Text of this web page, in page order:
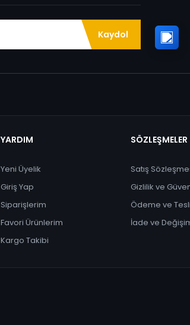
Kaydol
YARDIM
Yeni Üyelik
Giriş Yap
Siparişlerim
Favori Ürünlerim
Kargo Takibi
SÖZLEŞMELER
Satış
Gizlilik ve
Ödeme ve
İade ve